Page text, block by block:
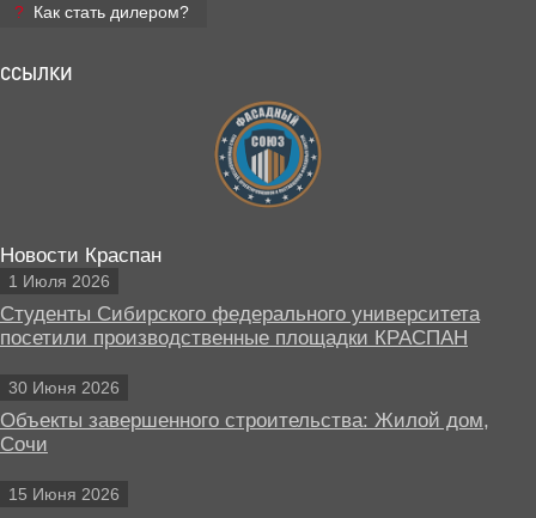
Как стать дилером?
ССЫЛКИ
Новости Краспан
1 Июля 2026
Студенты Сибирского федерального университета
посетили производственные площадки КРАСПАН
30 Июня 2026
Объекты завершенного строительства: Жилой дом,
Сочи
15 Июня 2026